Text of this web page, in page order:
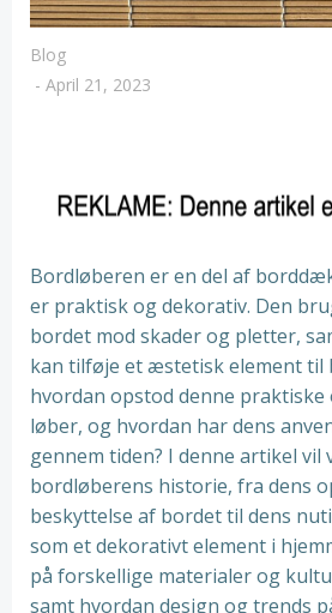
Blog
- April 21, 2023
Bordløberen er en del af
er praktisk og dekorativ. Den
bordet mod skader og pletter,
kan tilføje et æstetisk element til
hvordan opstod denne praktiske
løber, og hvordan har dens
gennem tiden? I denne artikel vil
bordløberens historie, fra dens
beskyttelse af bordet til dens
som et dekorativt element i
på forskellige materialer og
samt hvordan design og trends